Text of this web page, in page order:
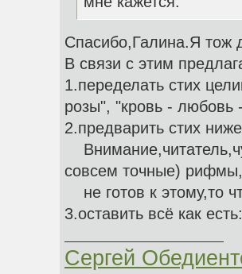
Спасибо,Галина.Я тож
В связи с этим
1.переделать стих
розы", "кровь - любовь
2.предварить стих
совсем точные)
не готов к этому,то
3.оставить всё как
Сергей